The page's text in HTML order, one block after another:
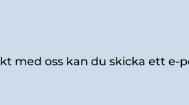
med oss kan du skicka ett e-